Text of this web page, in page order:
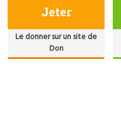
Jeter
Le donner sur un site de
Don